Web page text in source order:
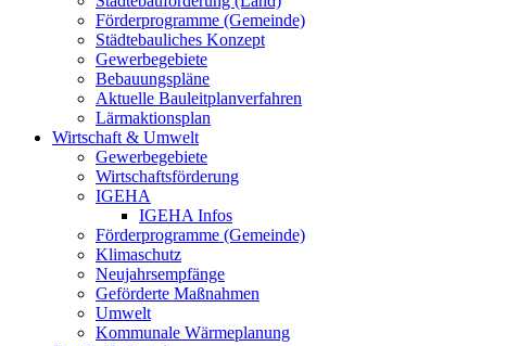
Förderprogramme (Gemeinde)
Städtebauliches Konzept
Gewerbegebiete
Bebauungspläne
Aktuelle Bauleitplanverfahren
Lärmaktionsplan
Wirtschaft & Umwelt
Gewerbegebiete
Wirtschaftsförderung
IGEHA
IGEHA Infos
Förderprogramme (Gemeinde)
Klimaschutz
Neujahrsempfänge
Geförderte Maßnahmen
Umwelt
Kommunale Wärmeplanung